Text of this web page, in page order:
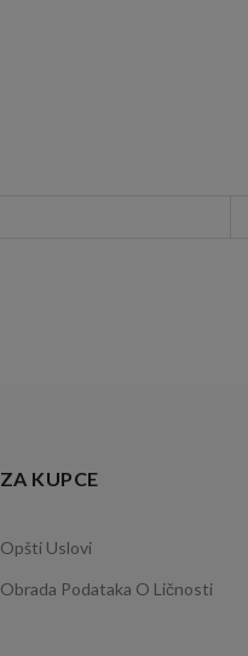
ZA KUPCE
Opšti Uslovi
Obrada Podataka O Ličnosti